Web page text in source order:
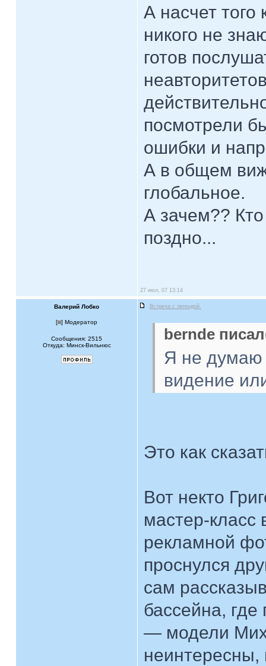
А насчет того
никого не
готов
посмотрели
ошибки и
А в общем
глобальное.
А зачем??
поздно...
27 июл, 07 13:14
Валерий Лобко Встреча с легендой.
[ ] Модератор
Сообщения: 2515
Откуда: Минск-Вильнюс
bernde
Я не думаю
видение
Это как
Вот некто
мастер-класс
рекламной
проснулся
сам
бассейна,
— модели
неинтересны,